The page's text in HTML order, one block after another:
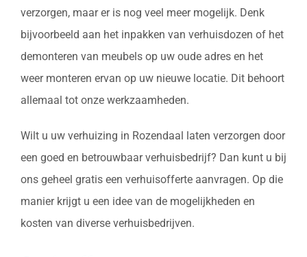
verzorgen, maar er is nog veel meer mogelijk. Denk
bijvoorbeeld aan het inpakken van verhuisdozen of het
demonteren van meubels op uw oude adres en het
weer monteren ervan op uw nieuwe locatie. Dit behoort
allemaal tot onze werkzaamheden.
Wilt u uw verhuizing in Rozendaal laten verzorgen door
een goed en betrouwbaar verhuisbedrijf? Dan kunt u bij
ons geheel gratis een verhuisofferte aanvragen. Op die
manier krijgt u een idee van de mogelijkheden en
kosten van diverse verhuisbedrijven.